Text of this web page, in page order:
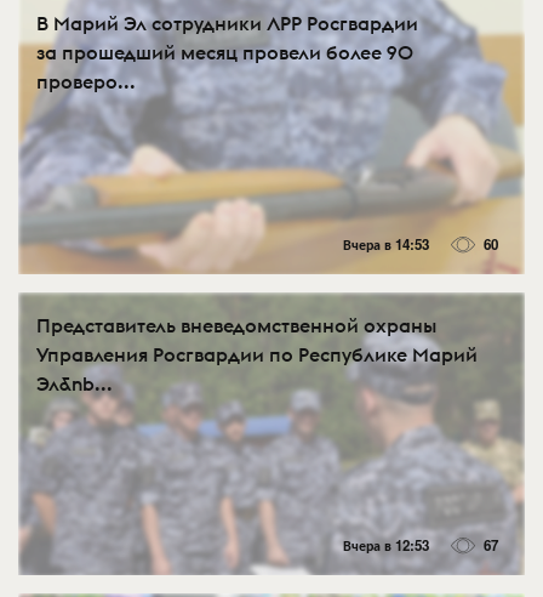
В Марий Эл сотрудники ЛРР Росгвардии
за прошедший месяц провели более 90
проверо...
Вчера в 14:53 60
Представитель вневедомственной охраны
Управления Росгвардии по Республике Марий
Эл&nb...
Вчера в 12:53 67